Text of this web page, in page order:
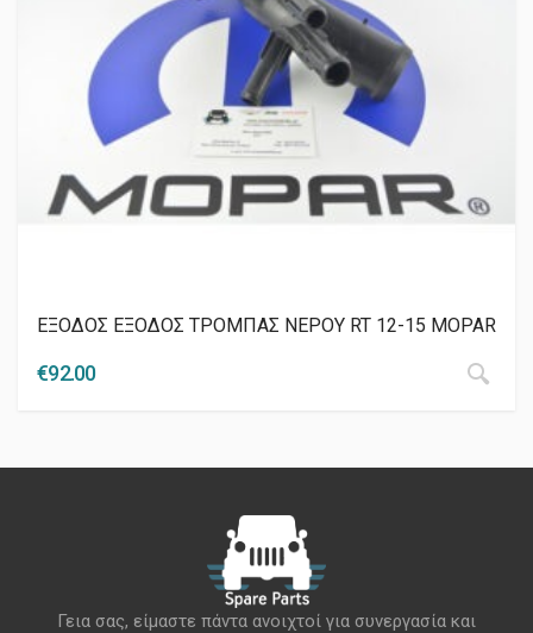
ΕΞΟΔΟΣ ΕΞΟΔΟΣ ΤΡΟΜΠΑΣ ΝΕΡΟΥ RT 12-15 MOPAR
€92.00
Γεια σας, είμαστε πάντα ανοιχτοί για συνεργασία και